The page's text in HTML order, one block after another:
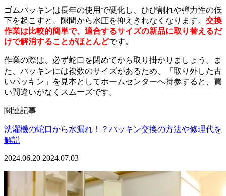
ゴムパッキンは長年の使用で硬化し、ひび割れや弾力性の低
下を起こすと、隙間から水圧を抑えきれなくなります。 交換
作業は比較的簡単で、適合するサイズの新品に取り替えるだ
けで解消することがほとんどです。
作業の際は、必ず蛇口を閉めてから取り掛かりましょう。ま
た、パッキンには複数のサイズがあるため、「取り外した古
いパッキン」を見本としてホームセンターへ持参すると、買
い間違いがなくスムーズです。
関連記事
洗濯機の蛇口から水漏れ！？パッキン交換の方法や修理代を
解説
2024.06.20 2024.07.03